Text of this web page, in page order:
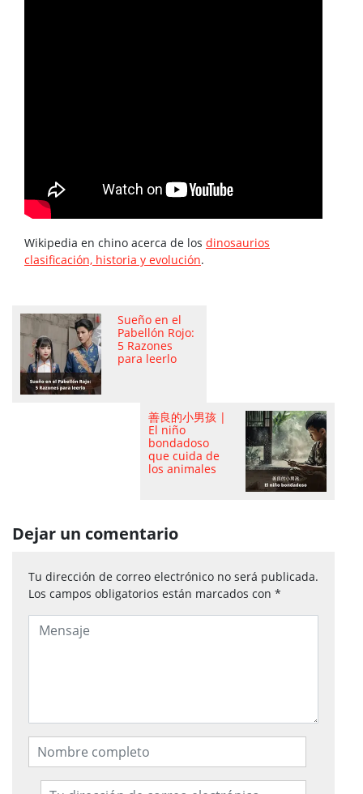
Wikipedia en chino acerca de los dinosaurios
clasificación, historia y evolución.
Sueño en el
Pabellón Rojo:
5 Razones
para leerlo
善良的小男孩 |
El niño
bondadoso
que cuida de
los animales
Dejar un comentario
Tu dirección de correo electrónico no será publicada.
Los campos obligatorios están marcados con *